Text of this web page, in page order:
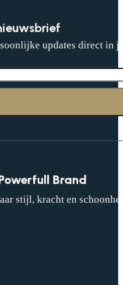
updates direct in
Brand
stijl, kracht en